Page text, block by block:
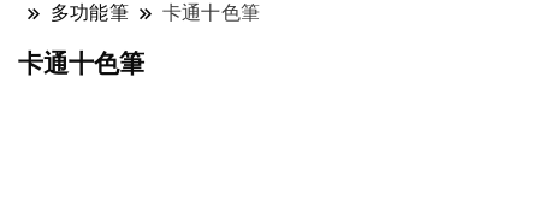
多功能筆
卡通十色筆
卡通十色筆